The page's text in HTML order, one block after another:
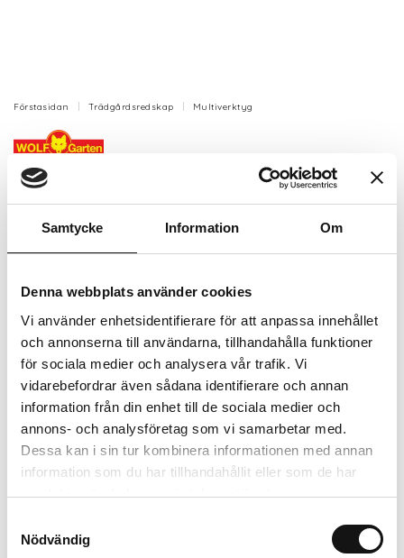
Samtycke Information Om
Denna webbplats använder cookies
Vi använder enhetsidentifierare för att anpassa innehållet
och annonserna till användarna, tillhandahålla funktioner
för sociala medier och analysera vår trafik. Vi
vidarebefordrar även sådana identifierare och annan
information från din enhet till de sociala medier och
annons- och analysföretag som vi samarbetar med.
Dessa kan i sin tur kombinera informationen med annan
information som du har tillhandahållit eller som de har
samlat in när du har använt deras tjänster.
Nödvändig
Förstasidan Trädgårdsredskap Multiverktyg
Wolf Kratta 10 pinnar
Stålkratta från Wolf-Garten med en arbetsbredd på
19 cm.
Finns i lager (7 st)
213 kr
Lägg i varukorgen
Trygg betalning
Ekologiskt utbud
Valbara fraktmetoder